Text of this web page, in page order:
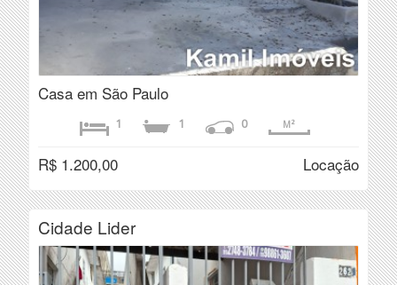
Casa em São Paulo
1 1 0 M²
R$ 1.200,00 Locação
Cidade Lider